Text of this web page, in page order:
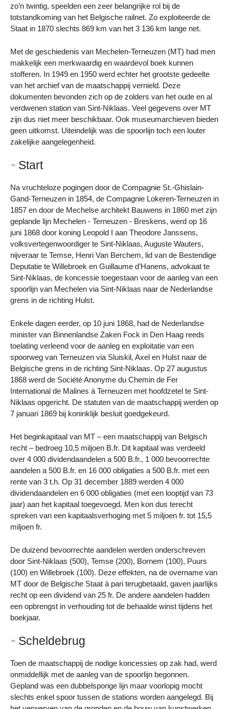
zo’n twintig, speelden een zeer belangrijke rol bij de
totstandkoming van het Belgische railnet. Zo exploiteerde de
Staat in 1870 slechts 869 km van het 3 136 km lange net.
Met de geschiedenis van Mechelen-Terneuzen (MT) had men
makkelijk een merkwaardig en waardevol boek kunnen
stofferen. In 1949 en 1950 werd echter het grootste gedeelte
van het archief van de maatschappij vernield. Deze
dokumenten bevonden zich op de zolders van het oude en al
verdwenen station van Sint-Niklaas. Veel gegevens over MT
zijn dus niet meer beschikbaar. Ook museumarchieven bieden
geen uitkomst. Uiteindelijk was die spoorlijn toch een louter
zakelijke aangelegenheid.
Start
Na vruchteloze pogingen door de Compagnie St.-Ghislain-
Gand-Terneuzen in 1854, de Compagnie Lokeren-Terneuzen in
1857 en door de Mechelse architekt Bauwens in 1860 met zijn
geplande lijn Mechelen - Terneuzen - Breskens, werd op 16
juni 1868 door koning Leopold I aan Theodore Janssens,
volksvertegenwoordiger te Sint-Niklaas, Auguste Wauters,
nijveraar te Temse, Henri Van Berchem, lid van de Bestendige
Deputatie te Willebroek en Guillaume d’Hanens, advokaat te
Sint-Niklaas, de koncessie toegestaan voor de aanleg van een
spoorlijn van Mechelen via Sint-Niklaas naar de Nederlandse
grens in de richting Hulst.
Enkele dagen eerder, op 10 juni 1868, had de Nederlandse
minister van Binnenlandse Zaken Fock in Den Haag reeds
toelating verleend voor de aanleg en exploitatie van een
spoorweg van Terneuzen via Sluiskil, Axel en Hulst naar de
Belgische grens in de richting Sint-Niklaas. Op 27 augustus
1868 werd de Société Anonyme du Chemin de Fer
International de Malines à Terneuzen met hoofdzetel te Sint-
Niklaas opgericht. De statuten van de maatschappij werden op
7 januari 1869 bij koninklijk besluit goedgekeurd.
Het beginkapitaal van MT – een maatschappij van Belgisch
recht – bedroeg 10,5 miljoen B.fr. Dit kapitaal was verdeeld
over 4 000 dividendaandelen a 500 B.fr., 1 000 bevoorrechte
aandelen a 500 B.fr. en 16 000 obligaties a 500 B.fr. met een
rente van 3 t.h. Op 31 december 1889 werden 4 000
dividendaandelen en 6 000 obligaties (met een looptijd van 73
jaar) aan het kapitaal toegevoegd. Men kon dus terecht
spreken van een kapitaalsverhoging met 5 miljoen fr. tot 15,5
miljoen fr.
De duizend bevoorrechte aandelen werden onderschreven
door Sint-Niklaas (500), Temse (200), Bornem (100), Puurs
(100) en Willebroek (100). Deze effekten, na de overname van
MT door de Belgische Staat à pari terugbetaald, gaven jaarlijks
recht op een dividend van 25 fr. De andere aandelen hadden
een opbrengst in verhouding tot de behaalde winst tijdens het
boekjaar.
Scheldebrug
Toen de maatschappij de nodige koncessies op zak had, werd
onmiddellijk met de aanleg van de spoorlijn begonnen.
Gepland was een dubbelsporige lijn maar voorlopig mocht
slechts enkel spoor tussen de stations worden aangelegd. Bij